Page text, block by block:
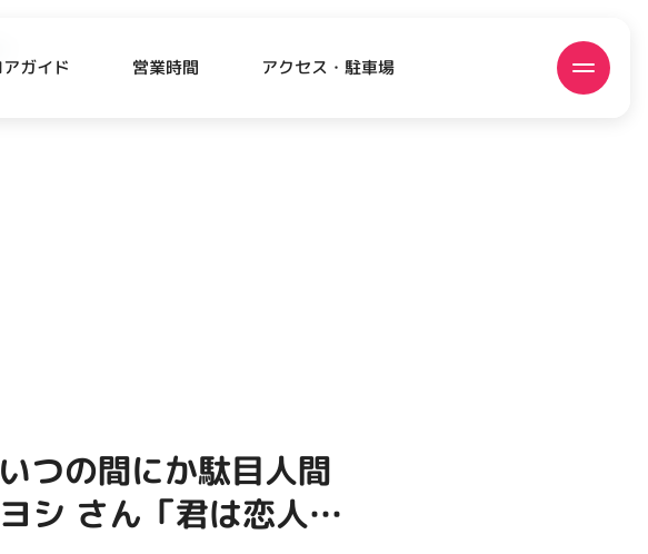
ガイド 営業時間 アクセス・駐車場
EVENT
呪術廻戦PLAZA
EVENT
店頭キッチンカースペース 出店
カレンダー
EVENT
お祭りBBQビアガーデン 屋上
で好評営業中！
CAMPAIGN
ヨドバシカメラ 平日限定1時
間駐車サービス
CAMPAIGN
プレミアム駐車サービス [4～
8F専門店対象]
つの間にか駄目人間
シ さん「君は恋人」